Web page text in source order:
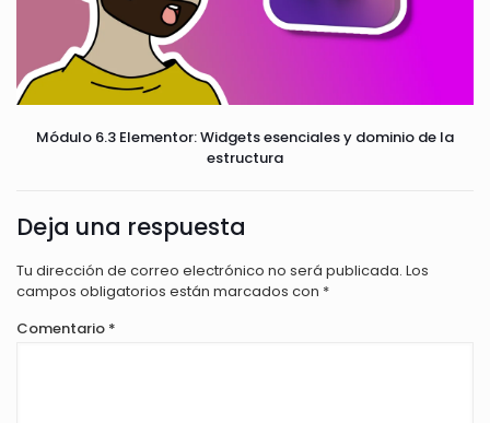
Módulo 6.3 Elementor: Widgets esenciales y dominio de la
estructura
Deja una respuesta
Tu dirección de correo electrónico no será publicada. Los
campos obligatorios están marcados con *
Comentario *